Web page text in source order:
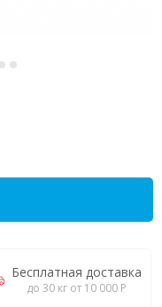
Бесплатная доставка
до 30 кг от 10 000 Р